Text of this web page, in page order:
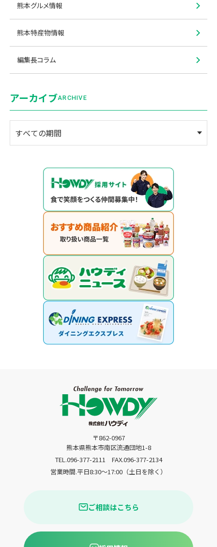
熊本グルメ情報
熊本特産物情報
編集長コラム
アーカイブARCHIVE
〒862-0967
熊本県熊本市南区流通団地1-8
TEL.096-377-2111
FAX.096-377-2134
営業時間.平日8:30〜17:00（土日を除く）
ご相談はこちら